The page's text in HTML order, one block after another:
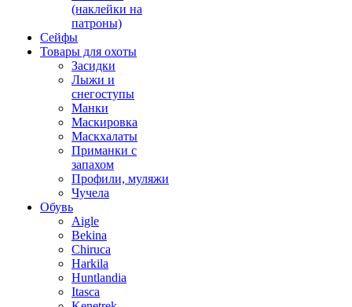
(наклейки на
патроны)
Сейфы
Товары для охоты
Засидки
Лыжи и
снегоступы
Манки
Маскировка
Маскхалаты
Приманки с
запахом
Профили, муляжи
Чучела
Обувь
Aigle
Bekina
Chiruсa
Harkila
Huntlandia
Itasca